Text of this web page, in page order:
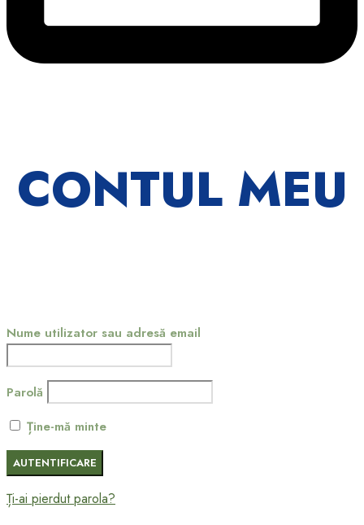
CONTUL MEU
Nume utilizator sau adresă email
Parolă
Ține-mă minte
Ți-ai pierdut parola?